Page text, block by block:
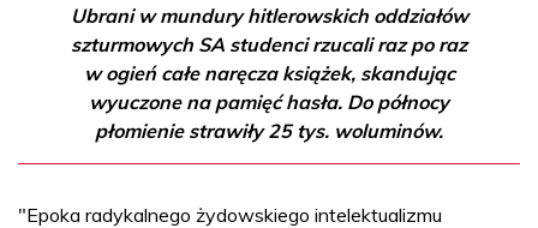
Ubrani w mundury hitlerowskich oddziałów
szturmowych SA studenci rzucali raz po raz
w ogień całe naręcza książek, skandując
wyuczone na pamięć hasła. Do północy
płomienie strawiły 25 tys. woluminów.
"Epoka radykalnego żydowskiego intelektualizmu